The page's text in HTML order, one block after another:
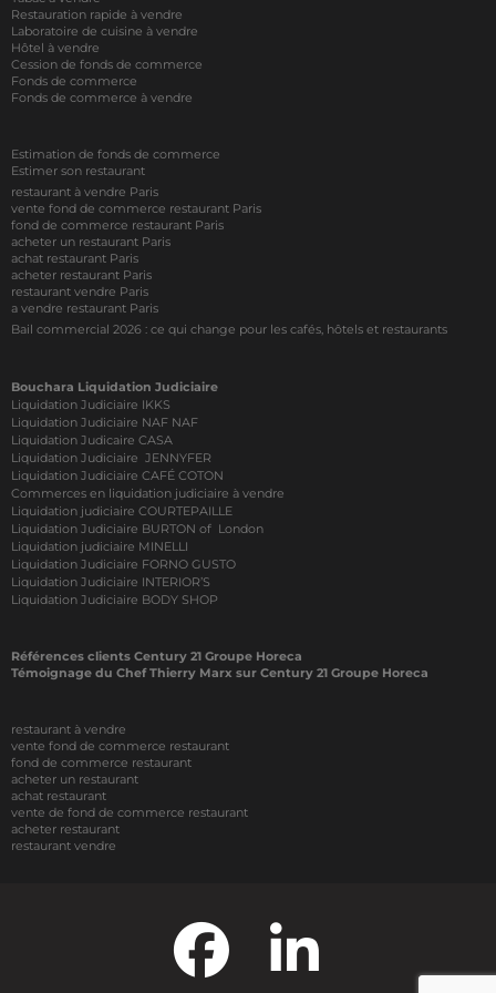
Restauration rapide à vendre
Laboratoire de cuisine à vendre
Hôtel à vendre
Cession de fonds de commerce
Fonds de commerce
Fonds de commerce à vendre
Estimation de fonds de commerce
Estimer son restaurant
restaurant à vendre Paris
vente fond de commerce restaurant Paris
fond de commerce restaurant Paris
acheter un restaurant Paris
achat restaurant Paris
acheter restaurant Paris
restaurant vendre Paris
a vendre restaurant Paris
Bail commercial 2026 : ce qui change pour les cafés, hôtels et restaurants
Bouchara Liquidation Judiciaire
Liquidation Judiciaire IKKS
Liquidation Judiciaire NAF NAF
Liquidation Judicaire CASA
Liquidation Judiciaire JENNYFER
Liquidation Judiciaire CAFÉ COTON
Commerces en liquidation judiciaire à vendre
Liquidation judiciaire COURTEPAILLE
Liquidation Judiciaire BURTON of London
Liquidation judiciaire MINELLI
Liquidation Judiciaire FORNO GUSTO
Liquidation Judiciaire INTERIOR’S
Liquidation Judiciaire BODY SHOP
Références clients Century 21 Groupe Horeca
Témoignage du Chef Thierry Marx sur Century 21 Groupe Horeca
restaurant à vendre
vente fond de commerce restaurant
fond de commerce restaurant
acheter un restaurant
achat restaurant
vente de fond de commerce restaurant
acheter restaurant
restaurant vendre